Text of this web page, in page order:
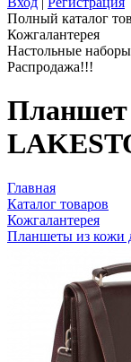
Полный каталог
Кожгалантерея
Настольные наборы
Распродажа!!!
Главная
Каталог товаров
Кожгалантерея
Планшеты из кожи